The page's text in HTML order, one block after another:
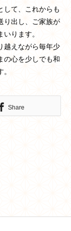
して、これからも
り出し、ご家族が
ります。
越えながら毎年少
の心を少しでも和
Share